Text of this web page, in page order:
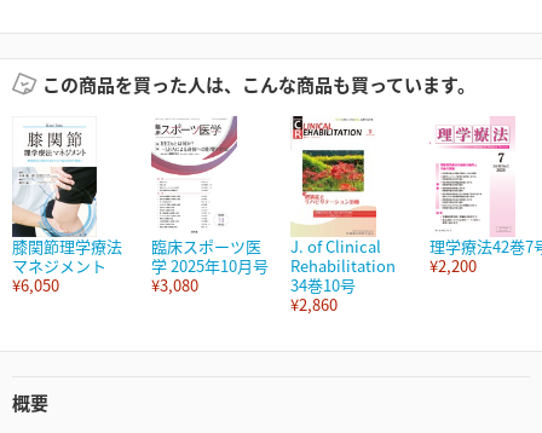
この商品を買った人は、こんな商品も買っています。
膝関節理学療法
マネジメント
¥6,050
臨床スポーツ医
学 2025年10月号
¥3,080
J. of Clinical
Rehabilitation
34巻10号
¥2,860
理学療法42巻7
¥2,200
概要